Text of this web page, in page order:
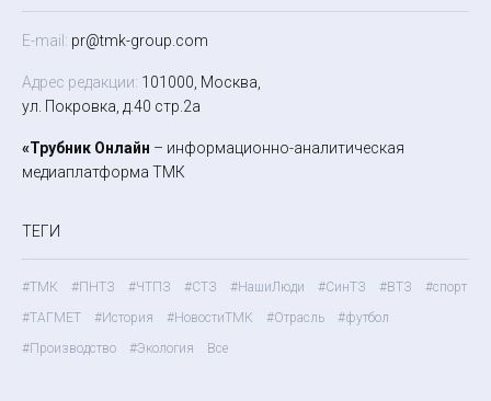
E-mail: pr@tmk-group.com
Адрес редакции: 101000, Москва,
ул. Покровка, д.40 стр.2а
«Трубник Онлайн – информационно-аналитическая
медиаплатформа ТМК
ТЕГИ
#ТМК #ПНТЗ #ЧТПЗ #СТЗ #НашиЛюди #СинТЗ #ВТЗ
#спорт
#ТАГМЕТ
#История #НовостиТМК #Отрасль
#футбол
#Производство
#Экология Все